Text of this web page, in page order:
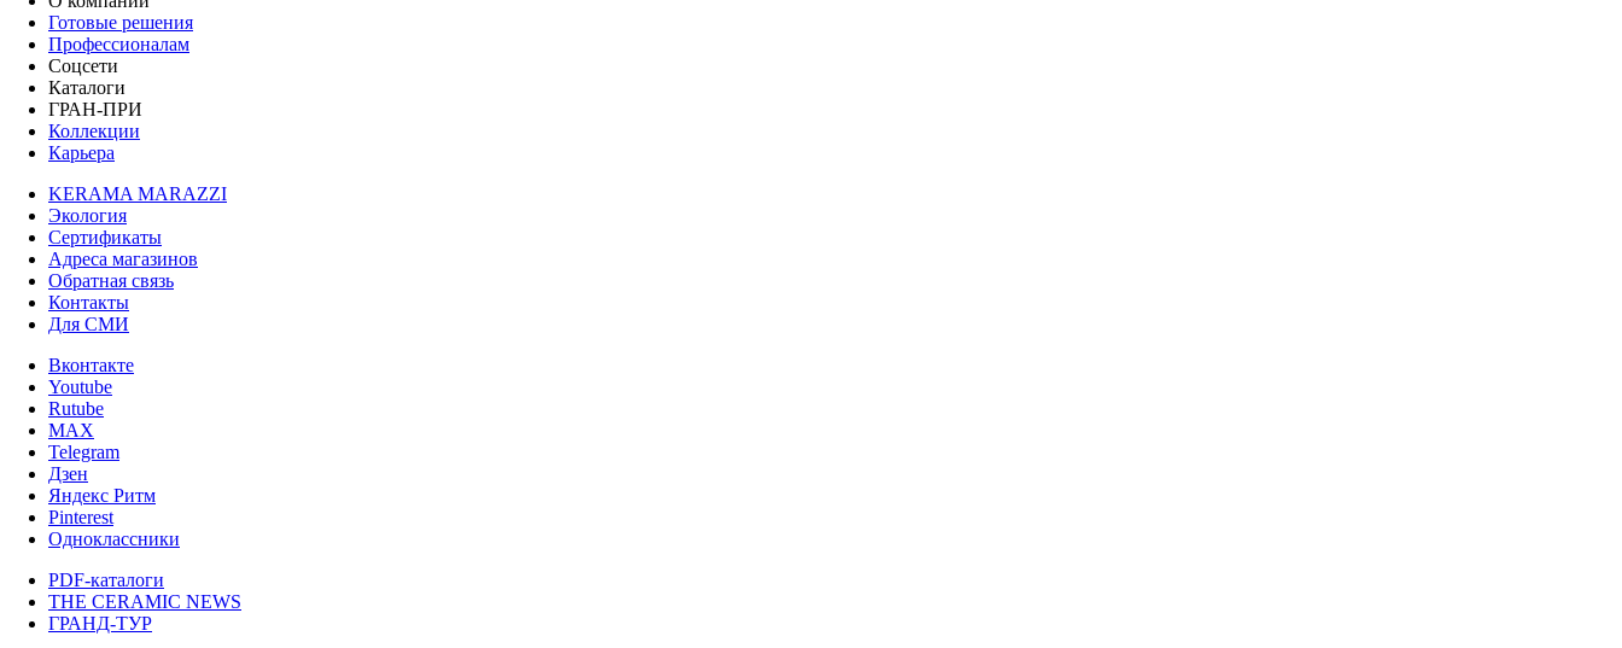
Готовые решения
Профессионалам
Соцсети
Каталоги
ГРАН-ПРИ
Коллекции
Карьера
KERAMA MARAZZI
Экология
Сертификаты
Адреса магазинов
Обратная связь
Контакты
Для СМИ
Вконтакте
Youtube
Rutube
MAX
Telegram
Дзен
Яндекс Ритм
Pinterest
Одноклассники
PDF-каталоги
THE CERAMIC NEWS
ГРАНД-ТУР